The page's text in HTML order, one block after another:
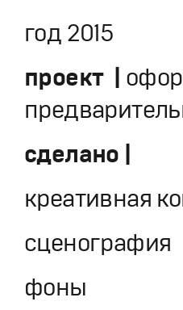
год 2015
проект |
сделано |
креативная
сценография
фоны